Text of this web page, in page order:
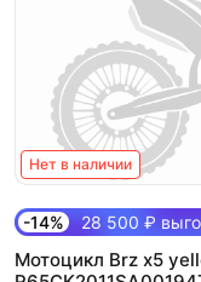
Нет в наличии
-14% 28 500 ₽
Мотоцикл Brz x5